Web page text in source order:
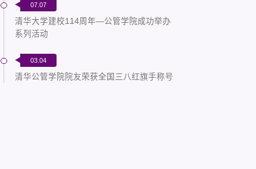
07.07
清华大学建校114周年—公管学院成功举办
系列活动
03.04
清华公管学院院友荣获全国三八红旗手称号